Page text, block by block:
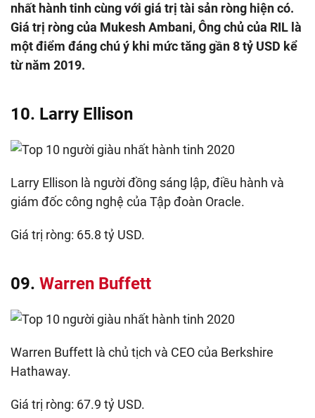
nhất hành tinh cùng với giá trị tài sản ròng hiện có.
Giá trị ròng của Mukesh Ambani, Ông chủ của RIL là
một điểm đáng chú ý khi mức tăng gần 8 tỷ USD kể
từ năm 2019.
10. Larry Ellison
Larry Ellison là người đồng sáng lập, điều hành và
giám đốc công nghệ của Tập đoàn Oracle.
Giá trị ròng: 65.8 tỷ USD.
09. Warren Buffett
Warren Buffett là chủ tịch và CEO của Berkshire
Hathaway.
Giá trị ròng: 67.9 tỷ USD.